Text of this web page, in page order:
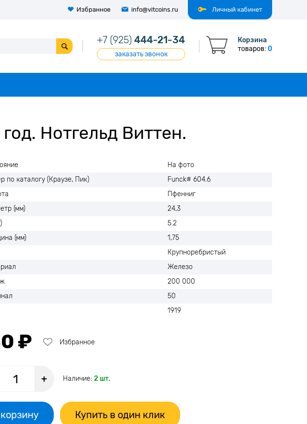
Личный кабинет
Избранное info@vitcoins.ru
+7 (925) 444-21-34
заказать звонок
Корзина
товаров: 0
Нотгельд Виттен.
На фото
по каталогу (Краузе, Пик)
Funck# 604.6
Пфенниг
(мм)
24,3
5.2
(мм)
1,75
Крупноребристый
Железо
200 000
50
1919
₽ Избранное
+ Наличие: 2 шт.
Купить в один клик